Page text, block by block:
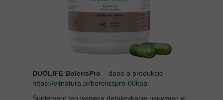
DUOLIFE BolerisPro – dane o produkcie -
https://vitnatura.pl/borelisspro-60kap
Suplement ten wspiera detoksykację usuwając w